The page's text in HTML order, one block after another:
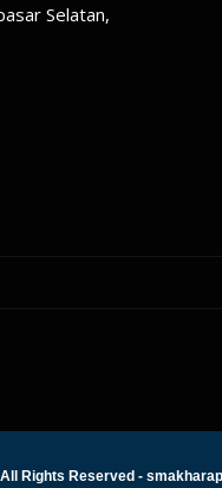
Selatan,
Rights Reserved -